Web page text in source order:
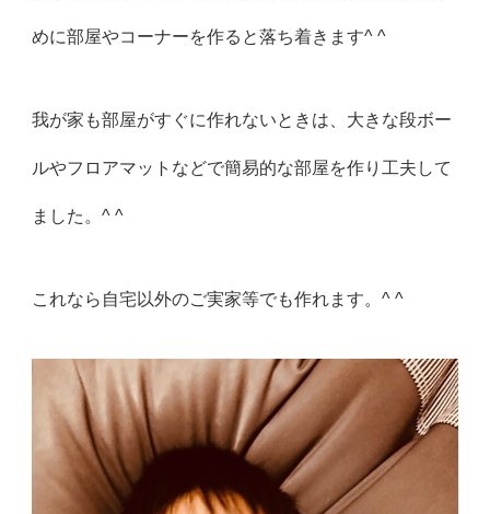
めに部屋やコーナーを作ると落ち着きます^ ^
我が家も部屋がすぐに作れないときは、大きな段ボー
ルやフロアマットなどで簡易的な部屋を作り工夫して
ました。^ ^
これなら自宅以外のご実家等でも作れます。^ ^